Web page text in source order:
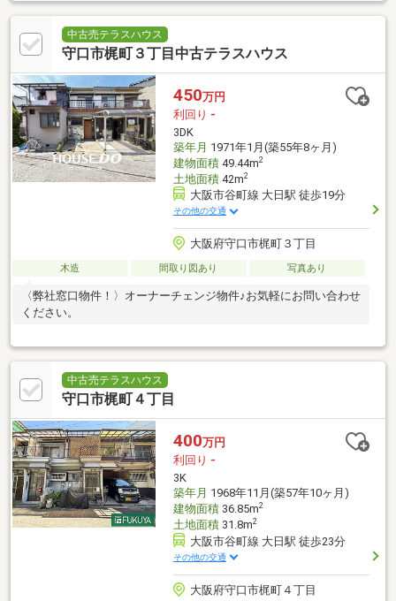
中古売テラスハウス
守口市梶町３丁目中古テラスハウス
450万円
利回り -
3DK
築年月 1971年1月(築55年8ヶ月)
建物面積49.44m2
土地面積42m2
大阪市谷町線 大日駅 徒歩19分
その他の交通
大阪府守口市梶町３丁目
木造 間取り図あり 写真あり
〈弊社窓口物件！〉オーナーチェンジ物件♪お気軽にお問い合わせ
ください。
中古売テラスハウス
守口市梶町４丁目
400万円
利回り -
3K
築年月 1968年11月(築57年10ヶ月)
建物面積36.85m2
土地面積31.8m2
大阪市谷町線 大日駅 徒歩23分
その他の交通
大阪府守口市梶町４丁目